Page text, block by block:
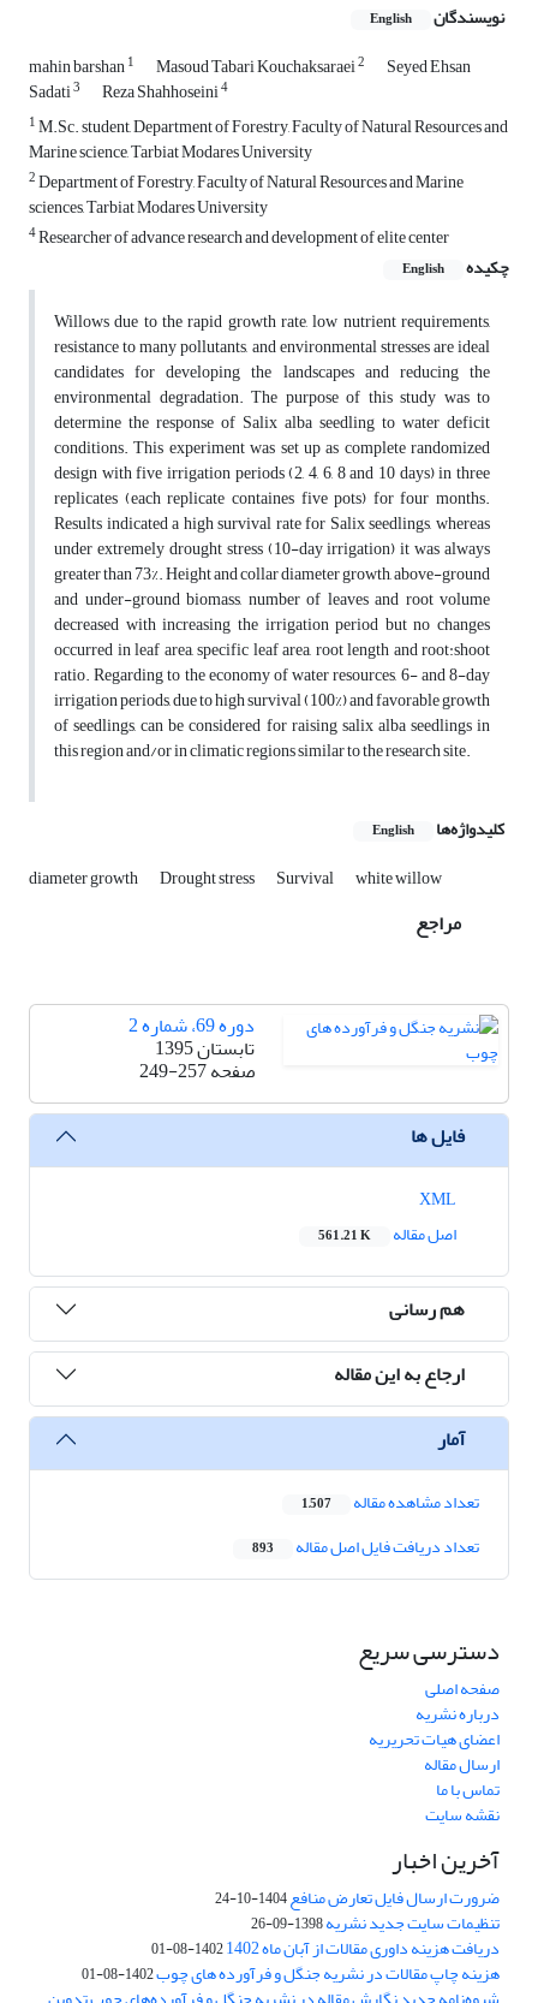
نویسندگان English
mahin barshan1 Masoud Tabari Kouchaksaraei2 Seyed Ehsan
Sadati3 Reza Shahhoseini4
1M.Sc. student, Department of Forestry, Faculty of Natural Resources and
Marine science, Tarbiat Modares University
2Department of Forestry, Faculty of Natural Resources and Marine
sciences, Tarbiat Modares University
4Researcher of advance research and development of elite center
چکیده
English
Willows due to the rapid growth rate, low nutrient requirements,
resistance to many pollutants, and environmental stresses are ideal
candidates for developing the landscapes and reducing the
environmental degradation. The purpose of this study was to
determine the response of Salix alba seedling to water deficit
conditions. This experiment was set up as complete randomized
design with five irrigation periods (2, 4, 6, 8 and 10 days) in three
replicates (each replicate containes five pots) for four months.
Results indicated a high survival rate for Salix seedlings, whereas
under extremely drought stress (10-day irrigation) it was always
greater than 73%. Height and collar diameter growth, above-ground
and under-ground biomass, number of leaves and root volume
decreased with increasing the irrigation period but no changes
occurred in leaf area, specific leaf area, root length and root:shoot
ratio. Regarding to the economy of water resources, 6- and 8-day
irrigation periods, due to high survival (100%) and favorable growth
of seedlings, can be considered for raising salix alba seedlings in
this region and/or in climatic regions similar to the research site.
کلیدواژه‌ها English
diameter growth Drought stress Survival white willow
مراجع
دوره 69، شماره 2
تابستان 1395
صفحه249-257
فایل ها
اصل مقاله
561.21 K
هم رسانی
ارجاع به این مقاله
آمار
تعداد مشاهده مقاله 1,507
تعداد دریافت فایل اصل مقاله 893
دسترسی سریع
صفحه اصلی
درباره نشریه
اعضای هیات تحریریه
ارسال مقاله
تماس با ما
نقشه سایت
آخرین اخبار
ضرورت ارسال فایل تعارض منافع1404-10-24
تنظیمات سایت جدید نشریه1398-09-26
دریافت هزینه داوری مقالات از آبان ماه 1402 1402-08-01
هزینه چاپ مقالات در نشریه جنگل و فرآورده های چوب1402-08-01